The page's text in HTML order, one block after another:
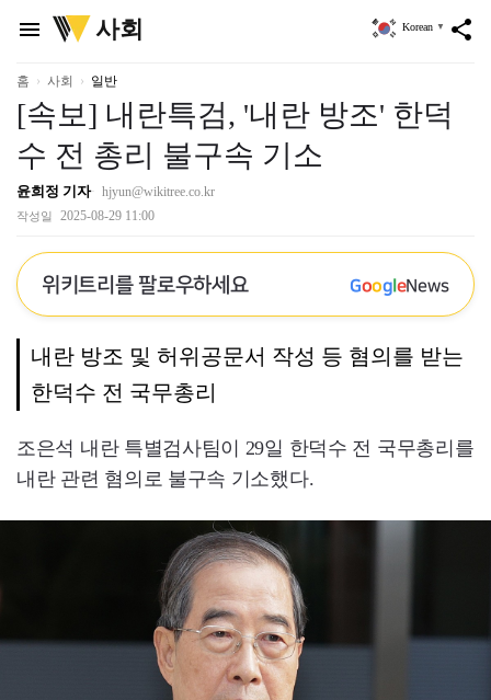
menu
위
키
리
사회 share
Korean ▼
홈 사회 일반
[속보] 내란특검, '내란 방조' 한덕
수 전 총리 불구속 기소
윤희정 기자 hjyun@wikitree.co.kr
작성일 2025-08-29 11:00
위키트리를 팔로우하세요 GoogleNews
내란 방조 및 허위공문서 작성 등 혐의를 받는
한덕수 전 국무총리
조은석 내란 특별검사팀이 29일 한덕수 전 국무총리를
내란 관련 혐의로 불구속 기소했다.